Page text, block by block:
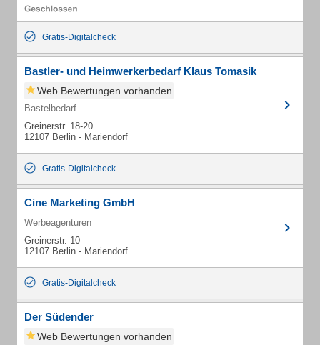
Gratis-Digitalcheck
Bastler- und Heimwerkerbedarf Klaus Tomasik
Web Bewertungen vorhanden
Bastelbedarf
Greinerstr. 18-20
12107 Berlin - Mariendorf
Gratis-Digitalcheck
Cine Marketing GmbH
Werbeagenturen
Greinerstr. 10
12107 Berlin - Mariendorf
Gratis-Digitalcheck
Der Südender
Web Bewertungen vorhanden